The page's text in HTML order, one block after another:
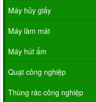
Máy hủy giấy
Máy làm mát
Máy hút ẩm
Quạt công nghiệp
Thùng rác công nghiệp